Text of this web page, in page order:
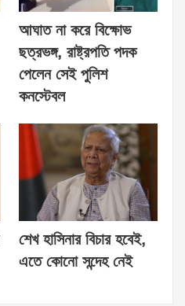
আঘাত না করে বিক্ষোভ
ছত্রভঙ্গ, রাষ্ট্রপতি পদক
পেলেন সেই পুলিশ
কনস্টেবল
শেখ হাসিনার বিচার হবেই,
এতে কোনো সন্দেহ নেই